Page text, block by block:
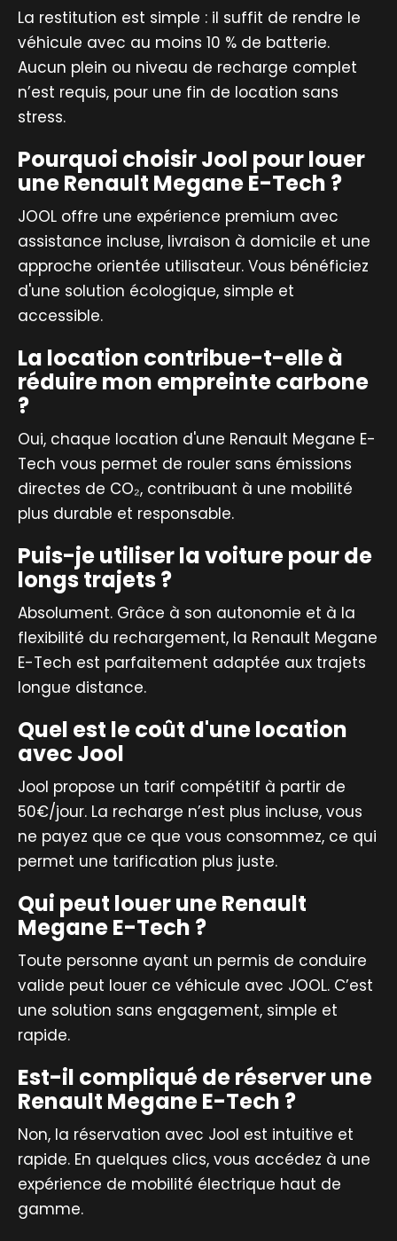
La restitution est simple : il suffit de rendre le
véhicule avec au moins 10 % de batterie.
Aucun plein ou niveau de recharge complet
n’est requis, pour une fin de location sans
stress.
Pourquoi choisir Jool pour louer
une Renault Megane E-Tech ?
JOOL offre une expérience premium avec
assistance incluse, livraison à domicile et une
approche orientée utilisateur. Vous bénéficiez
d'une solution écologique, simple et
accessible.
La location contribue-t-elle à
réduire mon empreinte carbone
?
Oui, chaque location d'une Renault Megane E-
Tech vous permet de rouler sans émissions
directes de CO₂, contribuant à une mobilité
plus durable et responsable.
Puis-je utiliser la voiture pour de
longs trajets ?
Absolument. Grâce à son autonomie et à la
flexibilité du rechargement, la Renault Megane
E-Tech est parfaitement adaptée aux trajets
longue distance.
Quel est le coût d'une location
avec Jool
Jool propose un tarif compétitif à partir de
50€/jour. La recharge n’est plus incluse, vous
ne payez que ce que vous consommez, ce qui
permet une tarification plus juste.
Qui peut louer une Renault
Megane E-Tech ?
Toute personne ayant un permis de conduire
valide peut louer ce véhicule avec JOOL. C’est
une solution sans engagement, simple et
rapide.
Est-il compliqué de réserver une
Renault Megane E-Tech ?
Non, la réservation avec Jool est intuitive et
rapide. En quelques clics, vous accédez à une
expérience de mobilité électrique haut de
gamme.